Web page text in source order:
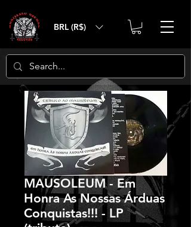
BRL (R$)
MAUSOLEUM - Em
Honra As Nossas Árduas
Conquistas!!! - LP